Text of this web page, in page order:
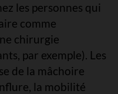
les personnes qui
comme
chirurgie
par exemple). Les
de la mâchoire
la mobilité